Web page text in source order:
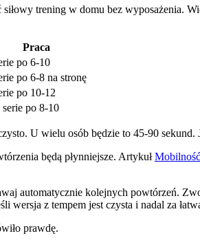
trening w domu bez wyposażenia.
Praca
po 6-10
po 6-8 na stronę
po 10-12
serie po 8-10
U wielu osób będzie to 45-90
będą płynniejsze. Artykuł
automatycznie kolejnych powtórzeń.
wersja z tempem jest czysta i nadal za
prawdę.